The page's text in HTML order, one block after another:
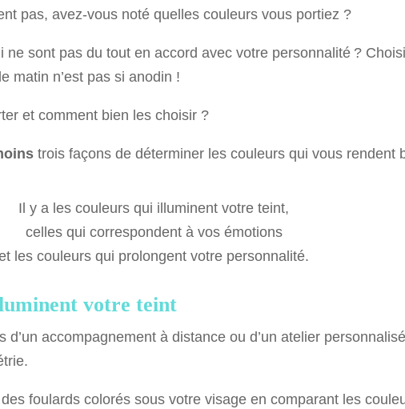
pas, avez-vous noté quelles couleurs vous portiez ?
ne sont pas du tout en accord avec votre personnalité ?
matin n’est pas si anodin !
et comment bien les choisir ?
trois façons de déterminer les couleurs qui vous rendent
Il y a les couleurs qui illuminent votre teint,
celles qui correspondent à vos émotions
les couleurs qui prolongent votre personnalité.
votre teint
d’un accompagnement à distance ou d’un atelier
foulards colorés sous votre visage en comparant les